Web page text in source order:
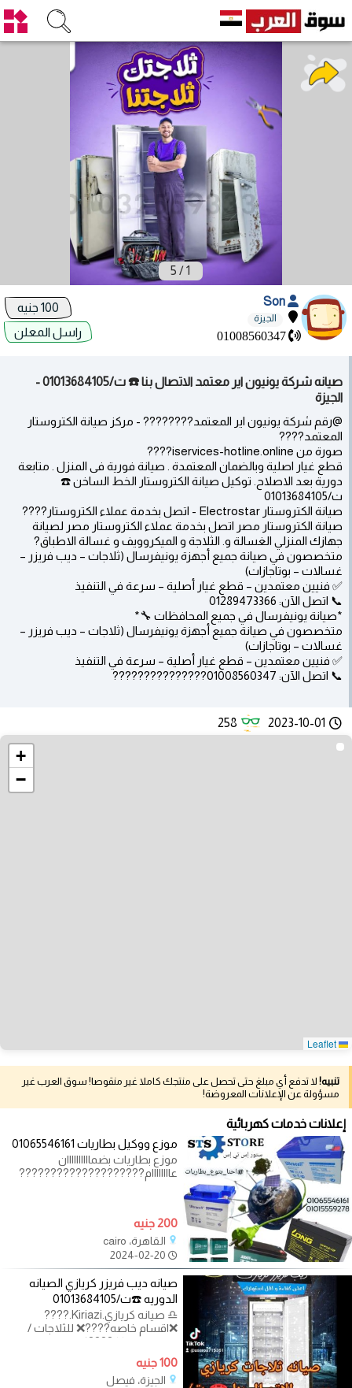
1
/
5
الجيزة
01008560347
راسل المعلن
صيانه شركة يونيون اير معتمد الاتصال بنا ☎️ ت/01013684105 -
الجيزة
@رقم شركة يونيون اير المعتمد????‍???? - مركز صيانة الكتروستار
المعتمد????
قطع غيار اصلية وبالضمان المعتمدة . صيانة فورية فى المنزل . متابعة
دورية بعد الاصلاح. توكيل صيانة الكتروستار الخط الساخن ☎️
ت/01013684105
صيانة الكتروستار Electrostar - اتصل بخدمة عملاء الكتروستار????
صيانة الكتروستار مصر اتصل بخدمة عملاء الكتروستار مصر لصيانة
جهازك المنزلي الغسالة و. الثلاجة و الميكروويف و غسالة الاطباق?
متخصصون في صيانة جميع أجهزة يونيفرسال (ثلاجات – ديب فريزر –
غسالات – بوتاجازات)
✅ فنيين معتمدين – قطع غيار أصلية – سرعة في التنفيذ
📞 اتصل الآن: 01289473366
*صيانة يونيفرسال في جميع المحافظات 🔧*
متخصصون في صيانة جميع أجهزة يونيفرسال (ثلاجات – ديب فريزر –
غسالات – بوتاجازات)
✅ فنيين معتمدين – قطع غيار أصلية – سرعة في التنفيذ
📞 اتصل الآن: 01008560347???‍????????‍????
2023-10-01
258
+
−
تنبيه! لا تدفع أي مبلغ حتى تحصل على منتجك كاملا غير منقوصا! سوق العرب غير
مسؤولة عن الإعلانات المعروضة!
إعلانات خدمات كهربائية
موزع ووكيل بطاريات 01065546161
موزع بطاريات بضماااااااااان
عاااااااام????????????????????
200 جنيه
القاهرة، cairo
صيانه ديب فريزر كريازي الصيانه
الدوريه ☎️ت/01013684105
♎ صيانه كريازي.Kiriazi.????
❌اقسام خاصه????️❌ للثلاجات /
الديب فريزر❌ ????كلمنا
100 جنيه
الجيزة، فيصل